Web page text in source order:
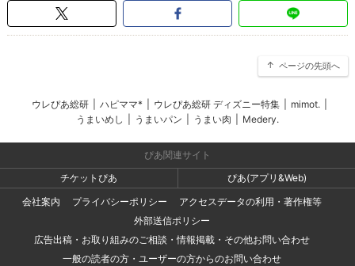
ページの先頭へ
ウレぴあ総研 ハピママ* ウレぴあ総研 ディズニー特集 mimot.
うまいめし
うまいパン うまい肉 Medery.
ぴあ関連サイト
チケットぴあ
ぴあ(アプリ&Web)
会社案内
プライバシーポリシー
アクセスデータの利用・著作権等
外部送信ポリシー
広告出稿・お取り組みのご相談・情報掲載・その他お問い合わせ
一般の読者の方・ユーザーの方からのお問い合わせ